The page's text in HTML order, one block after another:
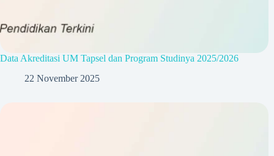
Data Akreditasi UM Tapsel dan Program Studinya 2025/2026
22 November 2025